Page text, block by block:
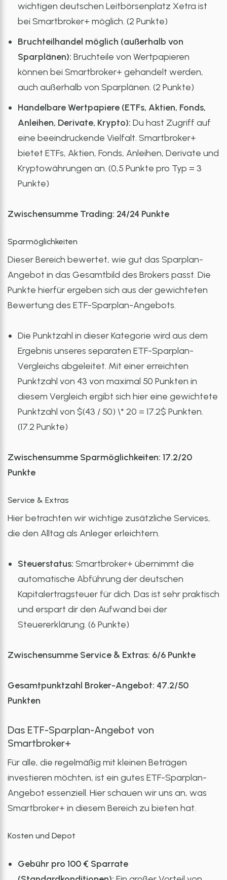
wichtigen deutschen Leitbörsenplatz Xetra ist
bei Smartbroker+ möglich. (2 Punkte)
Bruchteilhandel möglich (außerhalb von
Sparplänen): Bruchteile von Wertpapieren
können bei Smartbroker+ gehandelt werden,
auch außerhalb von Sparplänen. (2 Punkte)
Handelbare Wertpapiere (ETFs, Aktien, Fonds,
Anleihen, Derivate, Krypto): Du hast Zugriff auf
eine beeindruckende Vielfalt. Smartbroker+
bietet ETFs, Aktien, Fonds, Anleihen, Derivate und
Kryptowährungen an. (0,5 Punkte pro Typ = 3
Punkte)
Zwischensumme Trading: 24/24 Punkte
Sparmöglichkeiten
Dieser Bereich bewertet, wie gut das Sparplan-
Angebot in das Gesamtbild des Brokers passt. Die
Punkte hierfür ergeben sich aus der gewichteten
Bewertung des ETF-Sparplan-Angebots.
Die Punktzahl in dieser Kategorie wird aus dem
Ergebnis unseres separaten ETF-Sparplan-
Vergleichs abgeleitet. Mit einer erreichten
Punktzahl von 43 von maximal 50 Punkten in
diesem Vergleich ergibt sich hier eine gewichtete
Punktzahl von $(43 / 50) \* 20 = 17.2$ Punkten.
(17.2 Punkte)
Zwischensumme Sparmöglichkeiten: 17.2/20
Punkte
Service & Extras
Hier betrachten wir wichtige zusätzliche Services,
die den Alltag als Anleger erleichtern.
Steuerstatus: Smartbroker+ übernimmt die
automatische Abführung der deutschen
Kapitalertragsteuer für dich. Das ist sehr praktisch
und erspart dir den Aufwand bei der
Steuererklärung. (6 Punkte)
Zwischensumme Service & Extras: 6/6 Punkte
Gesamtpunktzahl Broker-Angebot: 47.2/50
Punkten
Das ETF-Sparplan-Angebot von
Smartbroker+
Für alle, die regelmäßig mit kleinen Beträgen
investieren möchten, ist ein gutes ETF-Sparplan-
Angebot essenziell. Hier schauen wir uns an, was
Smartbroker+ in diesem Bereich zu bieten hat.
Kosten und Depot
Gebühr pro 100 € Sparrate